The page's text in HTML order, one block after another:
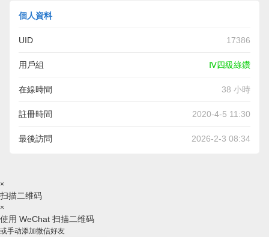
個人資料
UID 17386
用戶組 Ⅳ四級綠鑽
在線時間 38 小時
註冊時間 2020-4-5 11:30
最後訪問 2026-2-3 08:34
×
扫描二维码
×
使用 WeChat 扫描二维码
或手动添加微信好友